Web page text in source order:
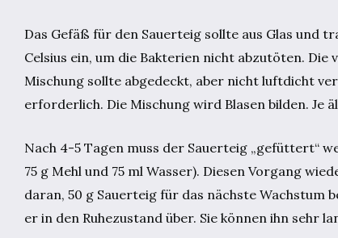
Das Gefäß für den Sauerteig sollte aus Glas und
Celsius ein, um die Bakterien nicht abzutöten.
Mischung sollte abgedeckt, aber nicht luftdicht
erforderlich. Die Mischung wird Blasen bilden. Je
Nach 4-5 Tagen muss der Sauerteig „gefüttert“
75 g Mehl und 75 ml Wasser). Diesen Vorgang
daran, 50 g Sauerteig für das nächste Wachstum
er in den Ruhezustand über. Sie können ihn sehr